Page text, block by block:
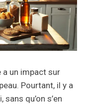
a un impact sur
Pourtant, il y a
qu’on s’en